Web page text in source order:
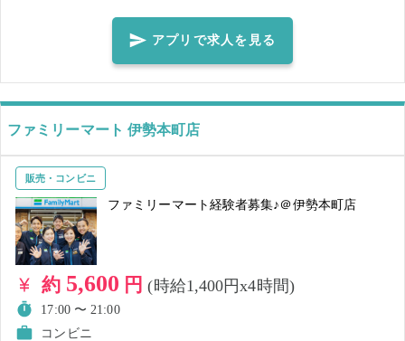
ある身なりをしていただける方 【現在こんな方々が活躍中です💪】 ◆
未経験スタートの方 ◆学生の方 ◆子育て中の主婦（夫）さん ◆子育て
が落ち着いた主婦（夫）さん 最初に説明の時間を取りますので、初め
ての人でも安心です💛 わからないことがあれば近くのスタッフに気軽
に聞いてください！ 優しく教えます♪ 📣積極的に長期採用声がけ中📣
⚠️重要⚠️ 就業中、万一窃盗・金銭トラブル等が発生した場合、防犯カ
アプリで求人を見る
ファミリーマート 伊勢本町店
販売・コンビニ
ファミリーマート経験者募集♪＠伊勢本町店
約 5,600 円(時給1,400円x4時間)
17:00 〜 21:00
コンビニ